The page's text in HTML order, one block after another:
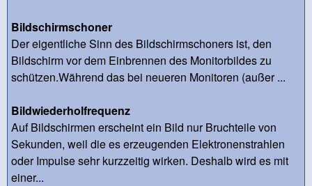
Bildschirmschoner
Der eigentliche Sinn des Bildschirmschoners ist, den
Bildschirm vor dem Einbrennen des Monitorbildes zu
schützen.Während das bei neueren Monitoren (außer ...
Bildwiederholfrequenz
Auf Bildschirmen erscheint ein Bild nur Bruchteile von
Sekunden, weil die es erzeugenden Elektronenstrahlen
oder Impulse sehr kurzzeitig wirken. Deshalb wird es mit
einer...